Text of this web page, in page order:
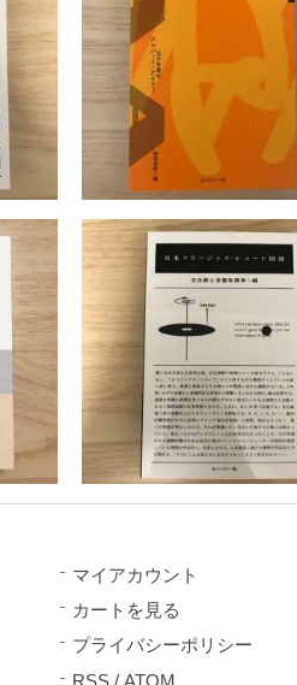
マイアカウント
カートを見る
プライバシーポリシー